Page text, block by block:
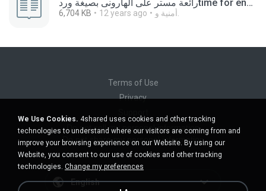
رائعة مستر على الهارونى بصيغة وردtime for englishكاملة ترم ثانى للخامس الإبتدائى2014.doc
6,704 KB 12 years ago
Terms of Use
Privacy
Do not sell my personal information
Do not share my personal information
English
We Use Cookies. 4shared uses cookies and other tracking
technologies to understand where our visitors are coming from and
improve your browsing experience on our Website. By using our
Website, you consent to our use of cookies and other tracking
technologies. Change my preferences